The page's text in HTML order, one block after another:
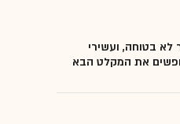
לא בטוחה, ועשירי
את המקלט הבא